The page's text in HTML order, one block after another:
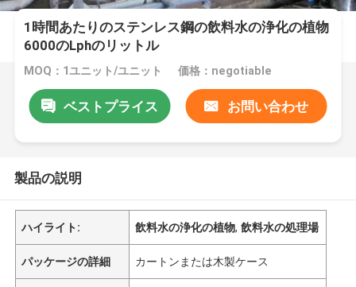
1時間あたりのステンレス鋼の飲料水の浄化の植物
6000のLphのリットル
MOQ：1ユニット/ユニット 価格：negotiable
ベストプライス お問い合わせ
製品の説明
ハイライト: 飲料水の浄化の植物,飲料水の処理場
パッケージの詳細 カートンまたは木製ケース